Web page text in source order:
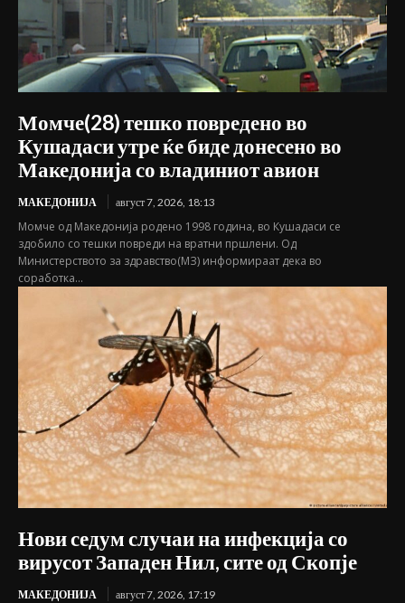
Момче(28) тешко повредено во
Кушадаси утре ќе биде донесено во
Македонија со владиниот авион
МАКЕДОНИЈА август 7, 2026, 18:13
Момче од Македонија родено 1998 година, во Кушадаси се
здобило со тешки повреди на вратни пршлени. Од
Министерството за здравство(МЗ) информираат дека во
соработка...
Нови седум случаи на инфекција со
вирусот Западен Нил, сите од Скопје
МАКЕДОНИЈА август 7, 2026, 17:19